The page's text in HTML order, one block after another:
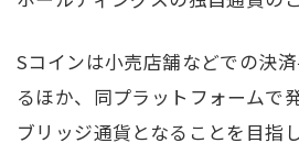
Sコインは小売店舗などでの決
るほか、同プラットフォームで
ブリッジ通貨となることを目指